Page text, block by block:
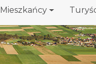
Mieszkańcy